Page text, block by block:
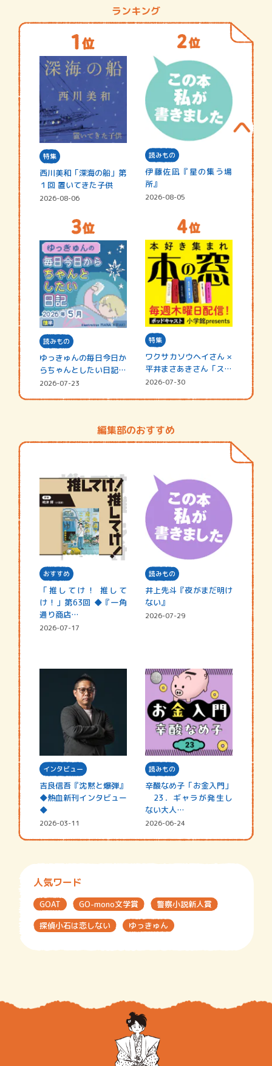
ランキング
特集
西川美和「深海の船」第
１回 置いてきた子供
2026-08-06
読みもの
伊藤佐凪『星の集う場
所』
2026-08-05
読みもの
ゆっきゅんの毎日今日か
らちゃんとしたい日記
☆202…
2026-07-23
特集
ワクサカソウヘイさん ×
平井まさあきさん「スペ
シャ…
2026-07-30
編集部のおすすめ
おすすめ
「推してけ！ 推して
け！」第63回 ◆『一角
通り商店…
2026-07-17
読みもの
井上先斗『夜がまだ明け
ない』
2026-07-29
インタビュー
吉良信吾『沈黙と爆弾』
◆熱血新刊インタビュー
◆
2026-03-11
読みもの
辛酸なめ子「お金入門」
23．ギャラが発生し
ない大人…
2026-06-24
人気ワード
GOAT GO-mono文学賞
警察小説新人賞
探偵小石は恋しない
ゆっきゅん